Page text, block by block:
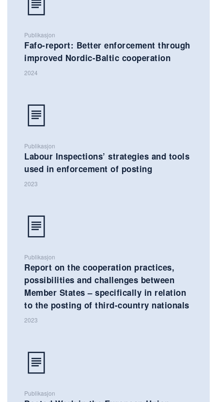
Publikasjon
Fafo-report: Better enforcement through
improved Nordic-Baltic cooperation
2024
Publikasjon
Labour Inspections’ strategies and tools
used in enforcement of posting
2023
Publikasjon
Report on the cooperation practices,
possibilities and challenges between
Member States – specifically in relation
to the posting of third-country nationals
2023
Publikasjon